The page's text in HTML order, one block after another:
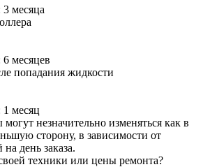
месяца
месяцев
попадания жидкости
1 месяц
незначительно изменяться как в
сторону, в зависимости от
день заказа.
техники или цены ремонта?